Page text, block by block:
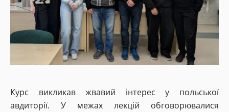
Курс викликав жвавий інтерес у польської
авдиторії. У межах лекцій обговорювалися